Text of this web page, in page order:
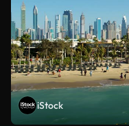
iStock